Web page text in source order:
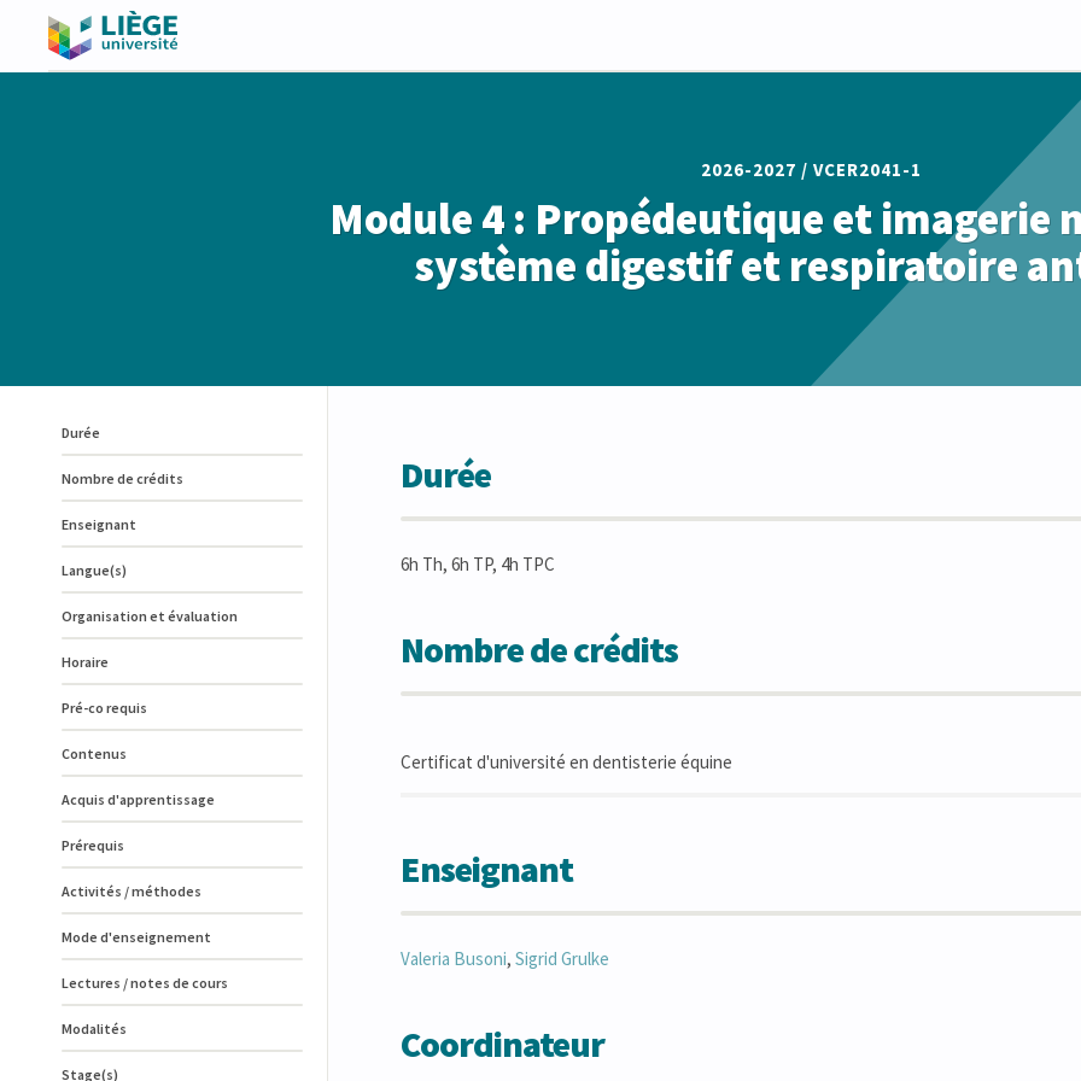
2026-2027 / VCER2041-1
Module 4 : Propédeutique et imagerie
système digestif et respiratoire
Durée
Nombre de crédits
Enseignant
Langue(s)
Organisation et évaluation
Horaire
Pré-co requis
Contenus
Acquis d'apprentissage
Prérequis
Activités / méthodes
Mode d'enseignement
Lectures / notes de cours
Modalités
Stage(s)
Durée
6h Th, 6h TP, 4h TPC
Nombre de crédits
Certificat d'université en dentisterie équine
Enseignant
Valeria Busoni, Sigrid Grulke
Coordinateur